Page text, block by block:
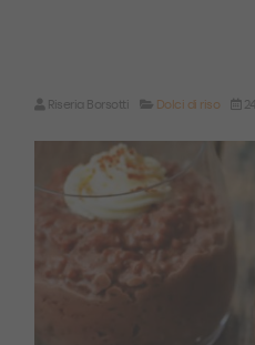
Riseria Borsotti Dolci di riso